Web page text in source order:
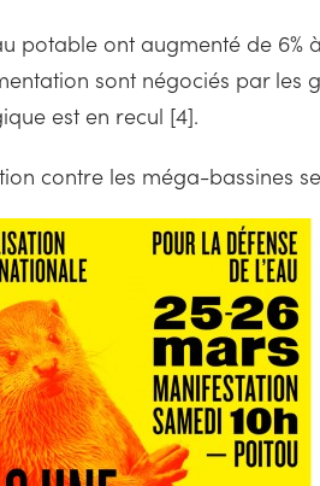
potable ont augmenté de 6%
sont négociés par les
est en recul [4].
contre les méga-bassines